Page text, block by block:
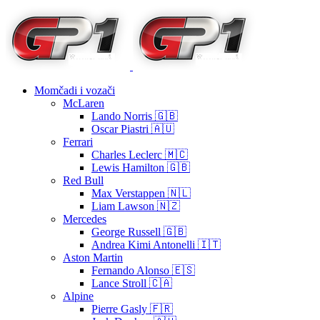
Momčadi i vozači
McLaren
Lando Norris 🇬🇧
Oscar Piastri 🇦🇺
Ferrari
Charles Leclerc 🇲🇨
Lewis Hamilton 🇬🇧
Red Bull
Max Verstappen 🇳🇱
Liam Lawson 🇳🇿
Mercedes
George Russell 🇬🇧
Andrea Kimi Antonelli 🇮🇹
Aston Martin
Fernando Alonso 🇪🇸
Lance Stroll 🇨🇦
Alpine
Pierre Gasly 🇫🇷